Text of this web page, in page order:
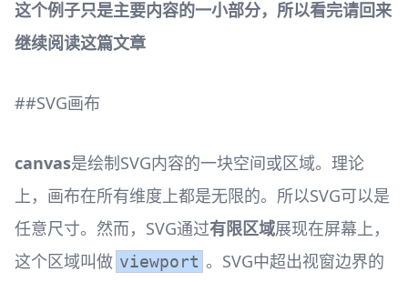
这个例子只是主要内容的一小部分，所以看完请回来
继续阅读这篇文章
##SVG画布
canvas是绘制SVG内容的一块空间或区域。理论
上，画布在所有维度上都是无限的。所以SVG可以是
任意尺寸。然而，SVG通过有限区域展现在屏幕上，
这个区域叫做 viewport 。SVG中超出视窗边界的